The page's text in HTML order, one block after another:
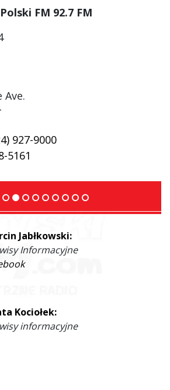
FM 92.7 FM
Ave.
927-9000
5161
Jabłkowski:
Informacyjne
Kociołek:
informacyjne